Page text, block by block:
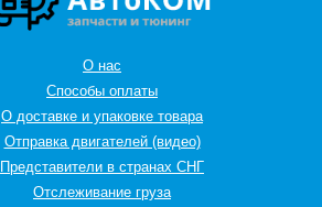
О нас
Способы оплаты
О доставке и упаковке товара
Отправка двигателей (видео)
Представители в странах СНГ
Oтслеживание груза